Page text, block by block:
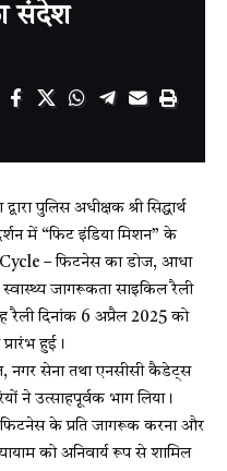
संदेश
पुलिस अधीक्षक श्री सिद्धार्थ
में “फिट इंडिया मिशन” के
– फिटनेस का डोज, आधा
जागरूकता साइकिल रैली
रैली दिनांक 6 अप्रैल 2025 को
हुई।
नगर सेना तथा एनसीसी कैडेट्स
ने उत्साहपूर्वक भाग लिया।
के प्रति जागरूक करना और
को अनिवार्य रूप से शामिल